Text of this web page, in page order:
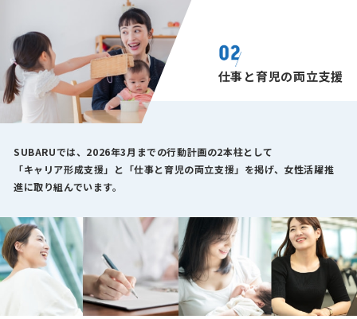
仕事と育児の両立支援
SUBARUでは、2026年3月までの行動計画の2本柱として
「キャリア形成支援」と「仕事と育児の両立支援」を掲げ、女性活躍推
進に取り組んでいます。